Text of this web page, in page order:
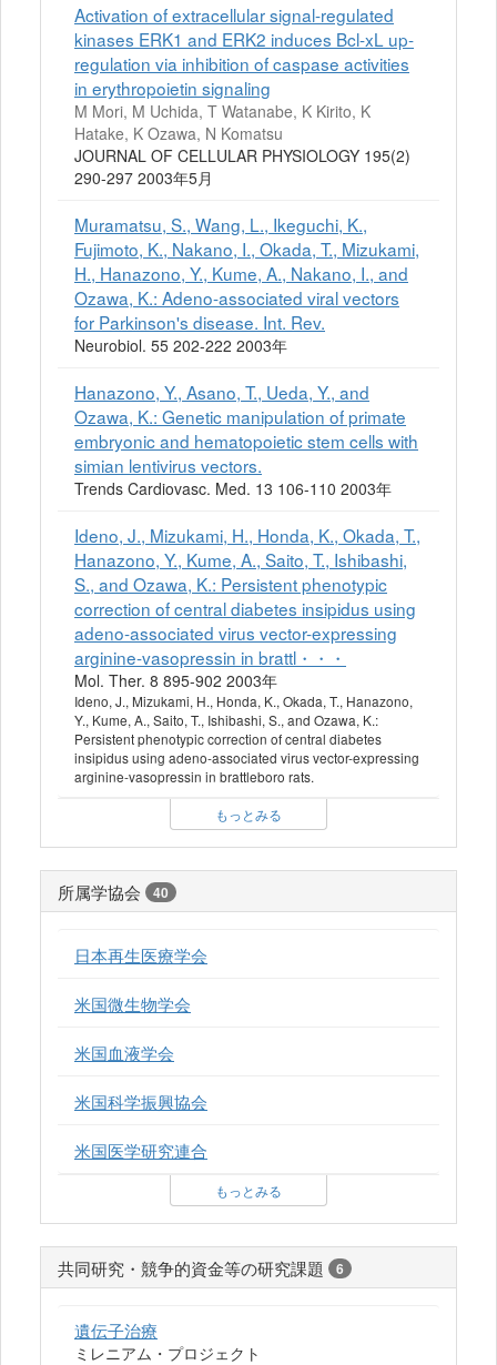
Activation of extracellular signal-regulated
kinases ERK1 and ERK2 induces Bcl-xL up-
regulation via inhibition of caspase activities
in erythropoietin signaling
M Mori, M Uchida, T Watanabe, K Kirito, K
Hatake, K Ozawa, N Komatsu
JOURNAL OF CELLULAR PHYSIOLOGY 195(2)
290-297 2003年5月
Muramatsu, S., Wang, L., Ikeguchi, K.,
Fujimoto, K., Nakano, I., Okada, T., Mizukami,
H., Hanazono, Y., Kume, A., Nakano, I., and
Ozawa, K.: Adeno-associated viral vectors
for Parkinson's disease. Int. Rev.
Neurobiol. 55 202-222 2003年
Hanazono, Y., Asano, T., Ueda, Y., and
Ozawa, K.: Genetic manipulation of primate
embryonic and hematopoietic stem cells with
simian lentivirus vectors.
Trends Cardiovasc. Med. 13 106-110 2003年
Ideno, J., Mizukami, H., Honda, K., Okada, T.,
Hanazono, Y., Kume, A., Saito, T., Ishibashi,
S., and Ozawa, K.: Persistent phenotypic
correction of central diabetes insipidus using
adeno-associated virus vector-expressing
arginine-vasopressin in brattl・・・
Mol. Ther. 8 895-902 2003年
Ideno, J., Mizukami, H., Honda, K., Okada, T., Hanazono,
Y., Kume, A., Saito, T., Ishibashi, S., and Ozawa, K.:
Persistent phenotypic correction of central diabetes
insipidus using adeno-associated virus vector-expressing
arginine-vasopressin in brattleboro rats.
もっとみる
所属学協会 40
日本再生医療学会
米国微生物学会
米国血液学会
米国科学振興協会
米国医学研究連合
もっとみる
共同研究・競争的資金等の研究課題 6
遺伝子治療
ミレニアム・プロジェクト